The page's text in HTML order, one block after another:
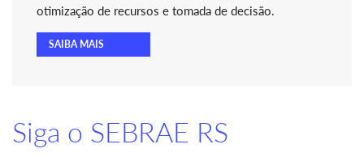
otimização de recursos e tomada de decisão.
SAIBA MAIS
Siga o SEBRAE RS